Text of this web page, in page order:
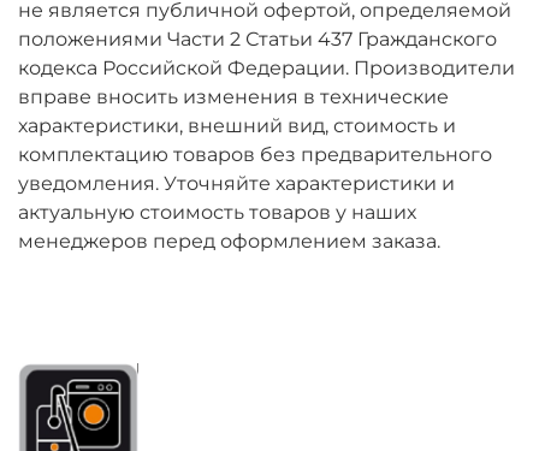
не является публичной офертой, определяемой
положениями Части 2 Статьи 437 Гражданского
кодекса Российской Федерации. Производители
вправе вносить изменения в технические
характеристики, внешний вид, стоимость и
комплектацию товаров без предварительного
уведомления. Уточняйте характеристики и
актуальную стоимость товаров у наших
менеджеров перед оформлением заказа.